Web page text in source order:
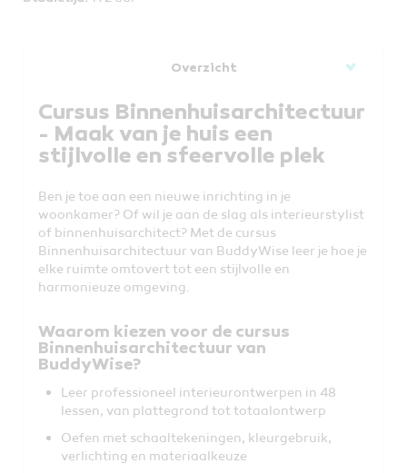
Overzicht
Cursus Binnenhuisarchitectuur
- Maak van je huis een
stijlvolle en sfeervolle plek
Ben je toe aan een nieuwe inrichting in je
woonkamer? Of wil je aan de slag als interieurstylist
of binnenhuisarchitect? Met de cursus
Binnenhuisarchitectuur van BuddyWise leer je hoe je
elke ruimte omtovert tot een stijlvolle en
harmonieuze omgeving.
Waarom kiezen voor de cursus
Binnenhuisarchitectuur van
BuddyWise?
Leer professioneel interieurontwerpen in 48
lessen, van plattegrond tot totaalontwerp
Oefen met schaaltekeningen, kleurgebruik,
verlichting en materiaalkeuze